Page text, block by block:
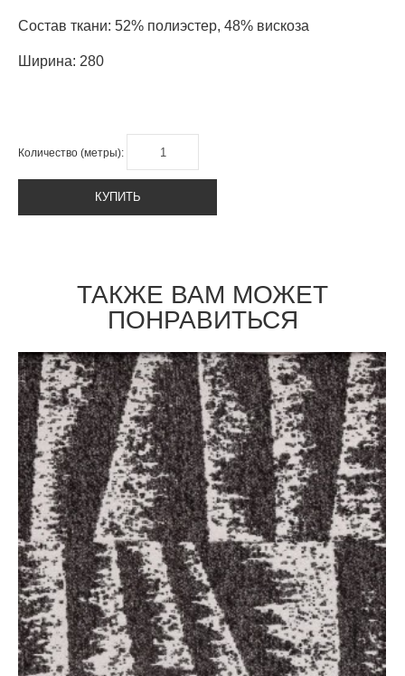
Состав ткани: 52% полиэстер, 48% вискоза
Ширина: 280
Количество (метры):
КУПИТЬ
ТАКЖЕ ВАМ МОЖЕТ
ПОНРАВИТЬСЯ